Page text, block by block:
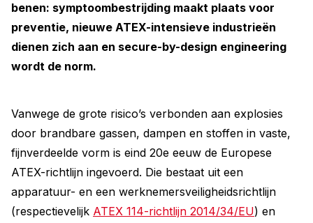
benen: symptoombestrijding maakt plaats voor
preventie, nieuwe ATEX-intensieve industrieën
dienen zich aan en secure-by-design engineering
wordt de norm.
Vanwege de grote risico’s verbonden aan explosies
door brandbare gassen, dampen en stoffen in vaste,
fijnverdeelde vorm is eind 20e eeuw de Europese
ATEX-richtlijn ingevoerd. Die bestaat uit een
apparatuur- en een werknemersveiligheidsrichtlijn
(respectievelijk ATEX 114-richtlijn 2014/34/EU) en